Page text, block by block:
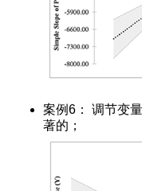
案例6： 调节变
著的；